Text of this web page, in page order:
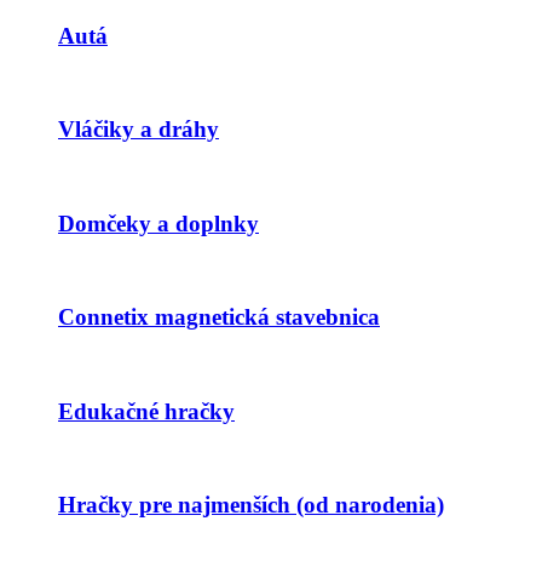
Autá
Vláčiky a dráhy
Domčeky a doplnky
Connetix magnetická stavebnica
Edukačné hračky
Hračky pre najmenších (od narodenia)